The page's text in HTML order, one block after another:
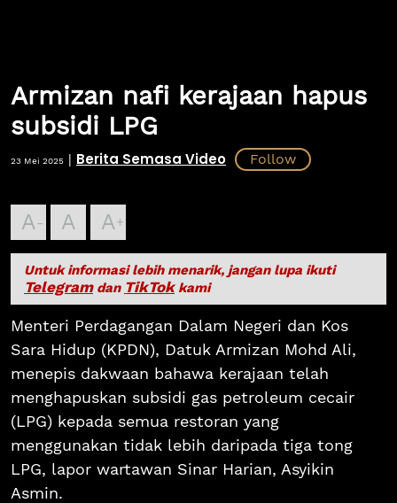
Armizan nafi kerajaan hapus
subsidi LPG
23 Mei 2025 | Berita Semasa Video
A A A
Untuk informasi lebih menarik, jangan lupa ikuti
Telegramdan TikTokkami
Menteri Perdagangan Dalam Negeri dan Kos
Sara Hidup (KPDN), Datuk Armizan Mohd Ali,
menepis dakwaan bahawa kerajaan telah
menghapuskan subsidi gas petroleum cecair
(LPG) kepada semua restoran yang
menggunakan tidak lebih daripada tiga tong
LPG, lapor wartawan Sinar Harian, Asyikin
Asmin.